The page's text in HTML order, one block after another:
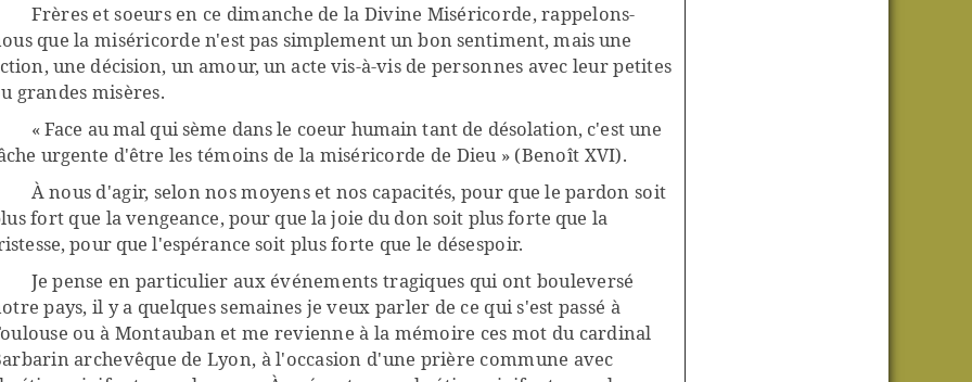
Frères et soeurs en ce dimanche de la Divine Miséricorde, rappelons-
que la miséricorden'est pas simplement un bon sentiment, mais une
une décision, un amour, un acte vis-à-vis de personnes avec leur petites
grandes misères.
« Face au mal qui sème dans le coeur humain tant de désolation, c'est une
urgente d'être les témoins de la miséricorde de Dieu » (Benoît XVI).
À nous d'agir, selon nos moyens et nos capacités, pour que le pardon soit
fort que lavengeance, pour que la joie du don soit plus forte que la
pour que l'espérance soit plus forte que le désespoir.
Je pense en particulier aux événements tragiques qui ont bouleversé
pays, il y a quelques semaines je veux parler de ce qui s'est passé à
ou à Montauban et me revienne à la mémoire ces mot du cardinal
archevêque de Lyon, à l'occasion d'une prière commune avec